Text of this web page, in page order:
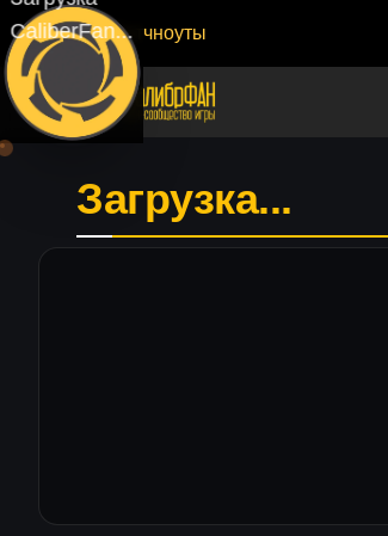
CaliberFan...Патчноуты
Загрузка...